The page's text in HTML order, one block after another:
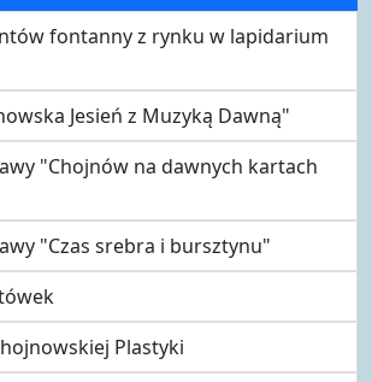
fontanny z rynku w lapidarium
Jesień z Muzyką Dawną"
"Chojnów na dawnych kartach
"Czas srebra i bursztynu"
Plastyki